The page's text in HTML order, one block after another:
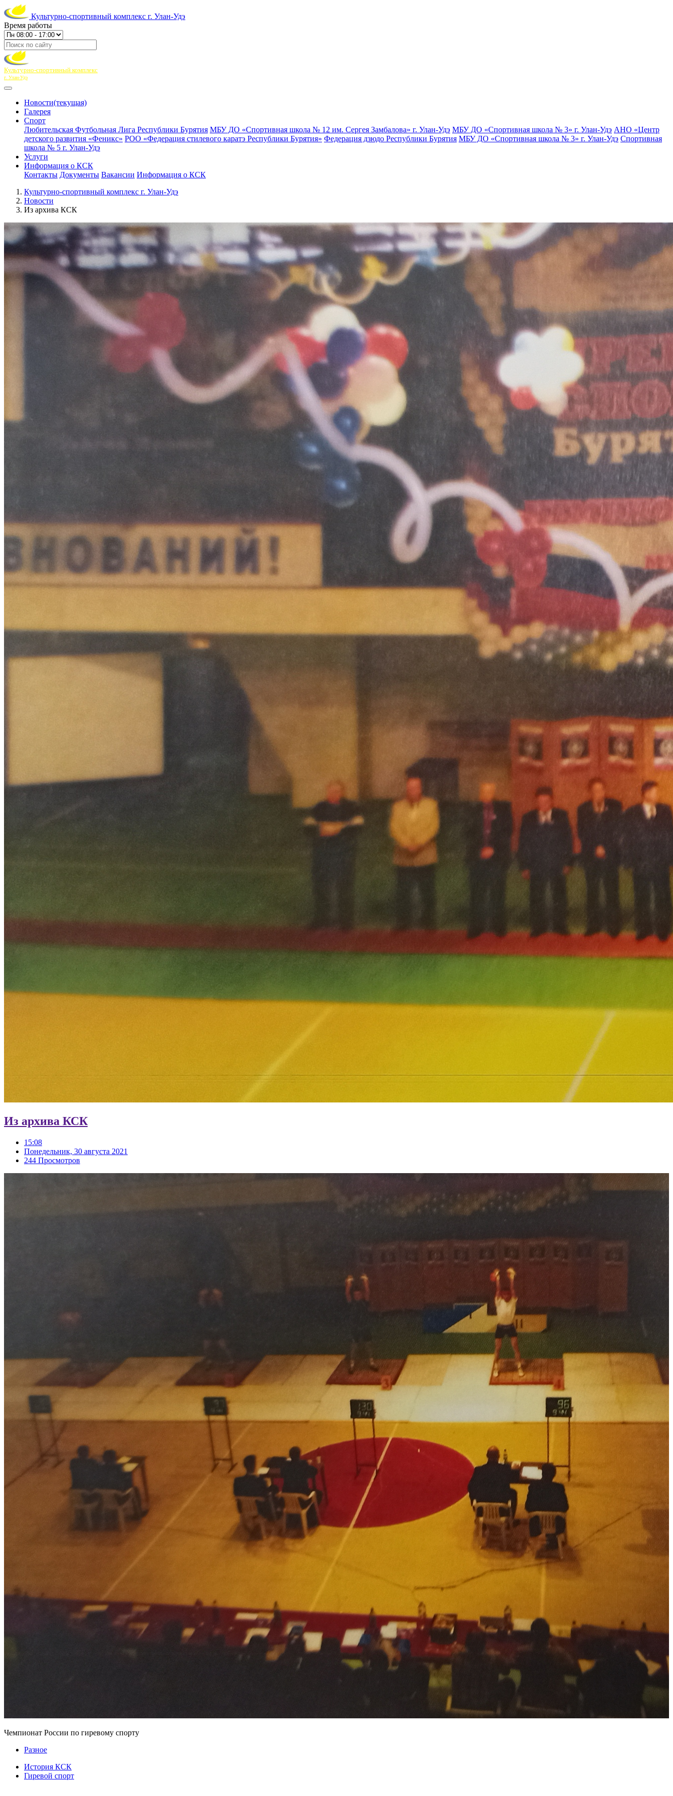
Культурно-спортивный комплекс г. Улан-Удэ
Время работы
Культурно-спортивный комплекс
г. Улан-Удэ
Новости(текущая)
Галерея
Спорт
Любительская Футбольная Лига Республики Бурятия МБУ ДО «Спортивная школа № 12 им. Сергея Замбалова» г. Улан-Удэ МБУ ДО «Спортивная школа № 3» г. Улан-Удэ АНО «Центр
детского развития «Феникс» РОО «Федерация стилевого каратэ Республики Бурятия» Федерация дзюдо Республики Бурятия МБУ ДО «Спортивная школа № 3» г. Улан-Удэ Спортивная
школа № 5 г. Улан-Удэ
Услуги
Информация о КСК
Контакты Документы Вакансии Информация о КСК
Культурно-спортивный комплекс г. Улан-Удэ
Новости
Из архива КСК
Из архива КСК
15:08
Понедельник, 30 августа 2021
244 Просмотров
Чемпионат России по гиревому спорту
Разное
История КСК
Гиревой спорт